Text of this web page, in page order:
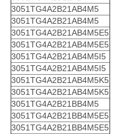
3051TG4A2B21AB4M5
3051TG4A2B21AB4M5
3051TG4A2B21AB4M5E5
3051TG4A2B21AB4M5E5
3051TG4A2B21AB4M5I5
3051TG4A2B21AB4M5I5
3051TG4A2B21AB4M5K5
3051TG4A2B21AB4M5K5
3051TG4A2B21BB4M5
3051TG4A2B21BB4M5E5
3051TG4A2B21BB4M5E5